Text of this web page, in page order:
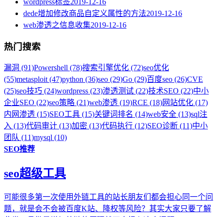
wordpress标签2019-12-16
dede增加修改商品自定义属性的方法2019-12-16
web渗透之信息收集2019-12-16
热门搜索
漏洞 (91)Powershell (78)搜索引擎优化 (72)seo优化
(55)metasploit (47)python (36)seo (29)Go (29)百度seo (26)CVE
(25)seo技巧 (24)wordpress (23)渗透测试 (22)技术SEO (22)中小
企业SEO (22)seo策略 (21)web渗透 (19)RCE (18)网站优化 (17)
内网渗透 (15)SEO工具 (15)关键词排名 (14)web安全 (13)sql注
入 (13)代码审计 (13)加密 (13)代码执行 (12)SEO诊断 (11)中小
团队 (11)mysql (10)
SEO推荐
seo超级工具
可能很多第一次使用外链工具的站长朋友们都会担心同一个问
题，就是会不会被百度K站、降权等风险？其实大家只要了解